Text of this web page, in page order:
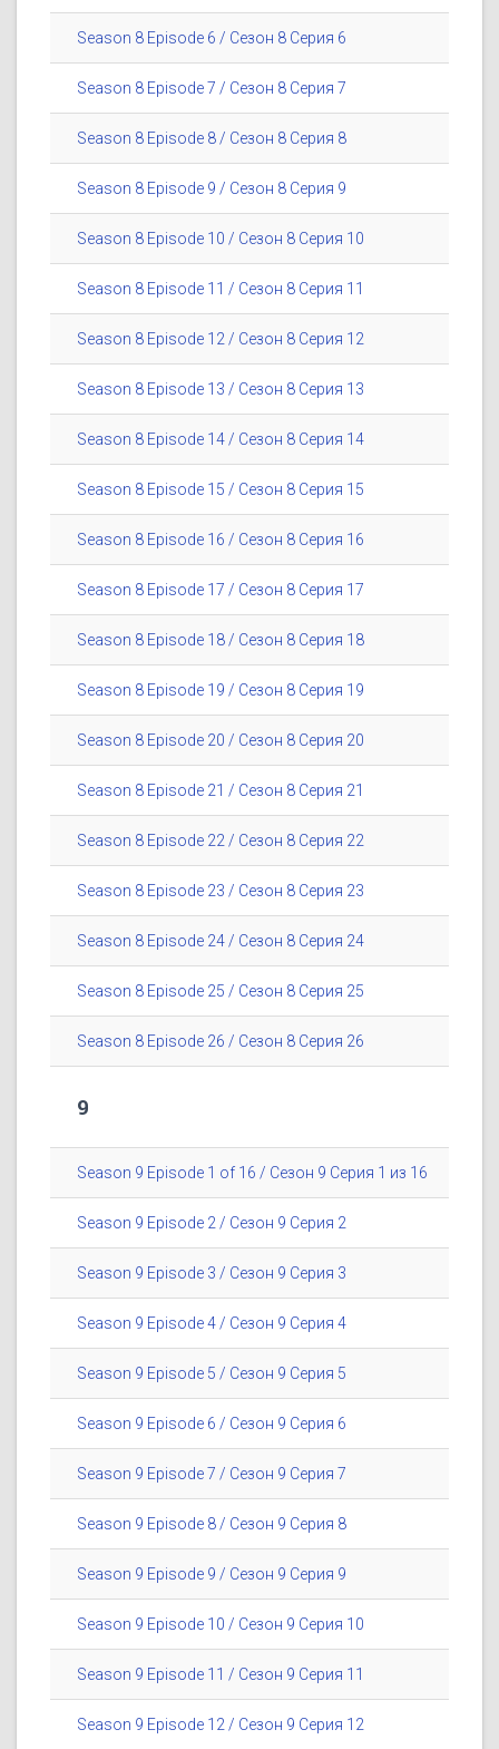
Season 8 Episode 6 / Сезон 8 Серия 6
Season 8 Episode 7 / Сезон 8 Серия 7
Season 8 Episode 8 / Сезон 8 Серия 8
Season 8 Episode 9 / Сезон 8 Серия 9
Season 8 Episode 10 / Сезон 8 Серия 10
Season 8 Episode 11 / Сезон 8 Серия 11
Season 8 Episode 12 / Сезон 8 Серия 12
Season 8 Episode 13 / Сезон 8 Серия 13
Season 8 Episode 14 / Сезон 8 Серия 14
Season 8 Episode 15 / Сезон 8 Серия 15
Season 8 Episode 16 / Сезон 8 Серия 16
Season 8 Episode 17 / Сезон 8 Серия 17
Season 8 Episode 18 / Сезон 8 Серия 18
Season 8 Episode 19 / Сезон 8 Серия 19
Season 8 Episode 20 / Сезон 8 Серия 20
Season 8 Episode 21 / Сезон 8 Серия 21
Season 8 Episode 22 / Сезон 8 Серия 22
Season 8 Episode 23 / Сезон 8 Серия 23
Season 8 Episode 24 / Сезон 8 Серия 24
Season 8 Episode 25 / Сезон 8 Серия 25
Season 8 Episode 26 / Сезон 8 Серия 26
9
Season 9 Episode 1 of 16 / Сезон 9 Серия 1 из 16
Season 9 Episode 2 / Сезон 9 Серия 2
Season 9 Episode 3 / Сезон 9 Серия 3
Season 9 Episode 4 / Сезон 9 Серия 4
Season 9 Episode 5 / Сезон 9 Серия 5
Season 9 Episode 6 / Сезон 9 Серия 6
Season 9 Episode 7 / Сезон 9 Серия 7
Season 9 Episode 8 / Сезон 9 Серия 8
Season 9 Episode 9 / Сезон 9 Серия 9
Season 9 Episode 10 / Сезон 9 Серия 10
Season 9 Episode 11 / Сезон 9 Серия 11
Season 9 Episode 12 / Сезон 9 Серия 12